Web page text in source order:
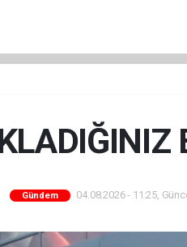
Gündem 04.08.2026 - 11:25,